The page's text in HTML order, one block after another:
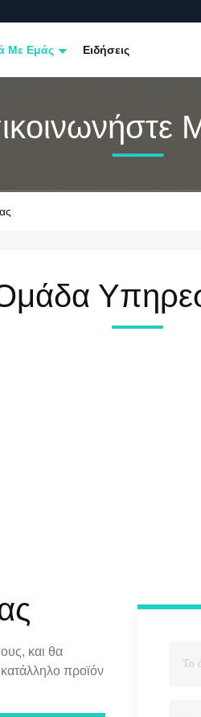
Με Εμάς Ειδήσεις
και θα
προϊόν